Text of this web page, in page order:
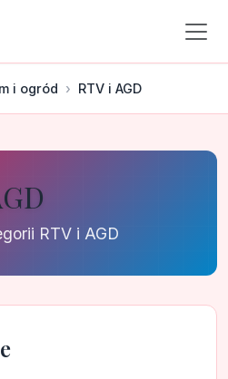
i ogród RTV i AGD
RTV i AGD